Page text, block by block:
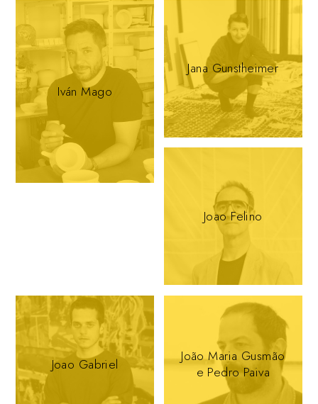
Iván Mago
Jana Gunstheimer
Joao Felino
Joao Gabriel
João Maria Gusmão
e Pedro Paiva